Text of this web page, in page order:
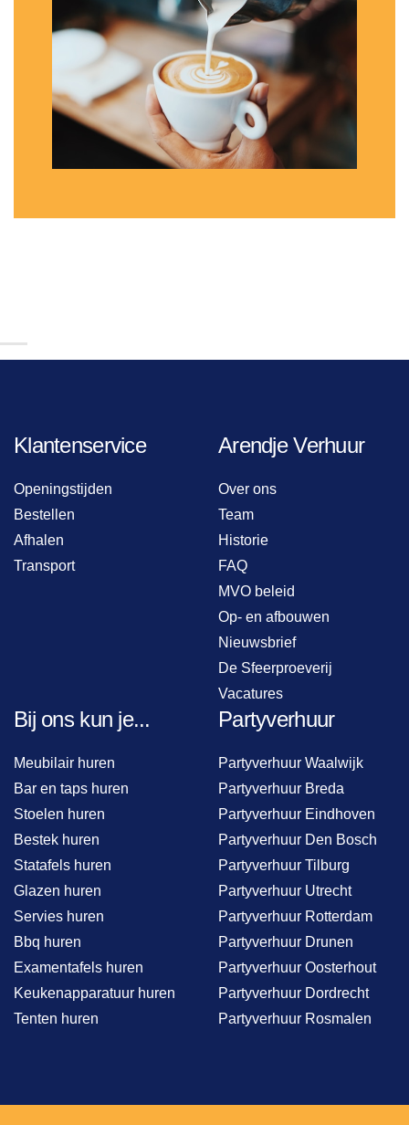
Klantenservice
Openingstijden
Bestellen
Afhalen
Transport
Arendje Verhuur
Over ons
Team
Historie
FAQ
MVO beleid
Op- en afbouwen
Nieuwsbrief
De Sfeerproeverij
Vacatures
Bij ons kun je...
Meubilair huren
Bar en taps huren
Stoelen huren
Bestek huren
Statafels huren
Glazen huren
Servies huren
Bbq huren
Examentafels huren
Keukenapparatuur huren
Tenten huren
Partyverhuur
Partyverhuur Waalwijk
Partyverhuur Breda
Partyverhuur Eindhoven
Partyverhuur Den Bosch
Partyverhuur Tilburg
Partyverhuur Utrecht
Partyverhuur Rotterdam
Partyverhuur Drunen
Partyverhuur Oosterhout
Partyverhuur Dordrecht
Partyverhuur Rosmalen